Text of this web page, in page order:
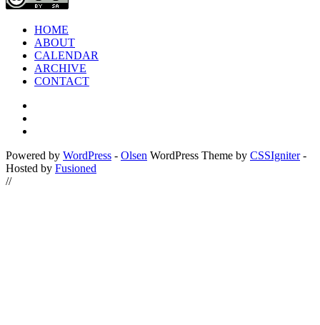
HOME
ABOUT
CALENDAR
ARCHIVE
CONTACT
Powered by WordPress - Olsen WordPress Theme by CSSIgniter-
Hosted by Fusioned
//